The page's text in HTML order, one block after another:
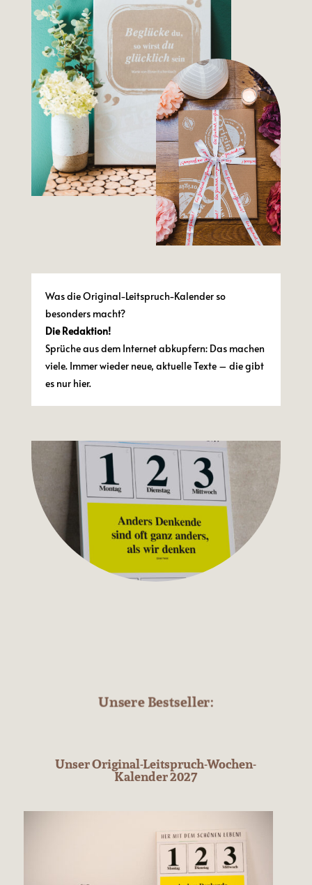
Was die Original-Leitspruch-Kalender so
besonders macht?
Die Redaktion!
Sprüche aus dem Internet abkupfern: Das machen
viele. Immer wieder neue, aktuelle Texte – die gibt
es nur hier.
Unsere Bestseller:
Unser Original-Leitspruch-Wochen-
Kalender 2027